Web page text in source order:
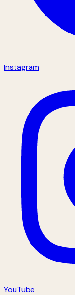
Instagram
YouTube